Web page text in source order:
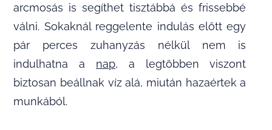
arcmosás is segíthet tisztábbá és frissebbé
válni. Sokaknál reggelente indulás előtt egy
pár perces zuhanyzás nélkül nem is
indulhatna a nap, a legtöbben viszont
biztosan beállnak víz alá, miután hazaértek a
munkából.